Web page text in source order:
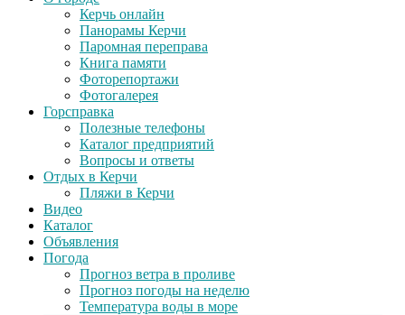
Керчь онлайн
Панорамы Керчи
Паромная переправа
Книга памяти
Фоторепортажи
Фотогалерея
Горсправка
Полезные телефоны
Каталог предприятий
Вопросы и ответы
Отдых в Керчи
Пляжи в Керчи
Видео
Каталог
Объявления
Погода
Прогноз ветра в проливе
Прогноз погоды на неделю
Температура воды в море